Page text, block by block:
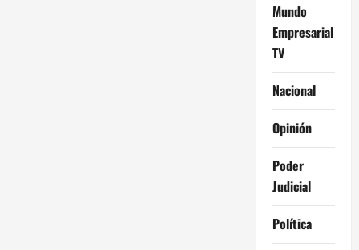
Mundo
Empresarial
TV
Nacional
Opinión
Poder
Judicial
Política